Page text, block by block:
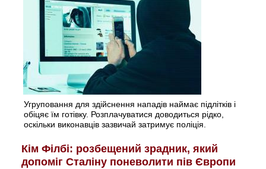
Угруповання для здійснення нападів наймає підлітків і
обіцяє їм готівку. Розплачуватися доводиться рідко,
оскільки виконавців зазвичай затримує поліція.
Кім Філбі: розбещений зрадник, який
допоміг Сталіну поневолити пів Європи